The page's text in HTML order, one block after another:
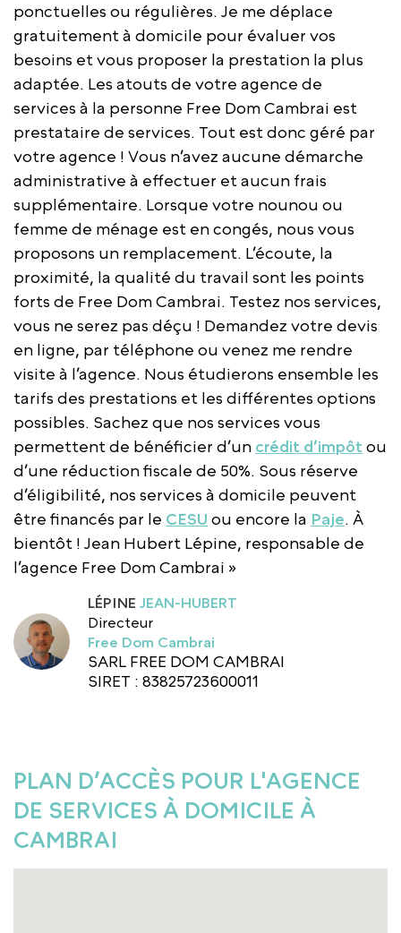
ponctuelles ou régulières. Je me déplace
gratuitement à domicile pour évaluer vos
besoins et vous proposer la prestation la plus
adaptée. Les atouts de votre agence de
services à la personne Free Dom Cambrai est
prestataire de services. Tout est donc géré par
votre agence ! Vous n’avez aucune démarche
administrative à effectuer et aucun frais
supplémentaire. Lorsque votre nounou ou
femme de ménage est en congés, nous vous
proposons un remplacement. L’écoute, la
proximité, la qualité du travail sont les points
forts de Free Dom Cambrai. Testez nos services,
vous ne serez pas déçu ! Demandez votre devis
en ligne, par téléphone ou venez me rendre
visite à l’agence. Nous étudierons ensemble les
tarifs des prestations et les différentes options
possibles. Sachez que nos services vous
permettent de bénéficier d’un crédit d’impôtou
d’une réduction fiscale de 50%. Sous réserve
d’éligibilité, nos services à domicile peuvent
être financés par le CESU ou encore la Paje. À
bientôt ! Jean Hubert Lépine, responsable de
l’agence Free Dom Cambrai »
LÉPINE JEAN-HUBERT
Directeur
Free Dom Cambrai
SARL FREE DOM CAMBRAI
SIRET : 83825723600011
PLAN D’ACCÈS POUR L'AGENCE
DE SERVICES À DOMICILE À
CAMBRAI